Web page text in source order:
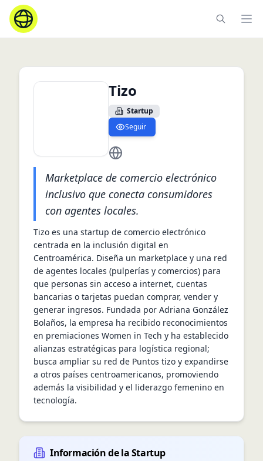
Tizo
Startup
Seguir
https://www.tizo.com.ni/home/
Marketplace de comercio electrónico
inclusivo que conecta consumidores
con agentes locales.
Tizo es una startup de comercio electrónico
centrada en la inclusión digital en
Centroamérica. Diseña un marketplace y una red
de agentes locales (pulperías y comercios) para
que personas sin acceso a internet, cuentas
bancarias o tarjetas puedan comprar, vender y
generar ingresos. Fundada por Adriana González
Bolaños, la empresa ha recibido reconocimientos
en premiaciones Women in Tech y ha establecido
alianzas estratégicas para logística regional;
busca ampliar su red de Puntos tizo y expandirse
a otros países centroamericanos, promoviendo
además la visibilidad y el liderazgo femenino en
tecnología.
Información de la Startup